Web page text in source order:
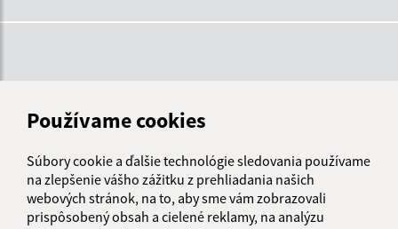
Používame cookies
Súbory cookie a ďalšie technológie sledovania používame
na zlepšenie vášho zážitku z prehliadania našich
webových stránok, na to, aby sme vám zobrazovali
prispôsobený obsah a cielené reklamy, na analýzu